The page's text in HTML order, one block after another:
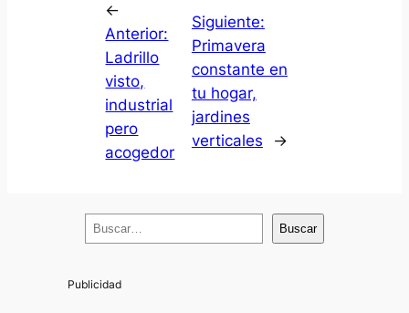
←
Anterior:
Ladrillo
visto,
industrial
pero
acogedor
Siguiente:
Primavera
constante en
tu hogar,
jardines
verticales
→
u
Buscar